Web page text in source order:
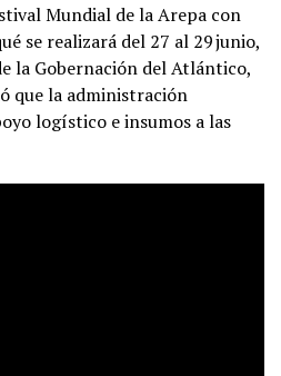
Mundial de la Arepa con
se realizará del 27 al 29 junio,
la Gobernación del Atlántico,
que la administración
logístico e insumos a las